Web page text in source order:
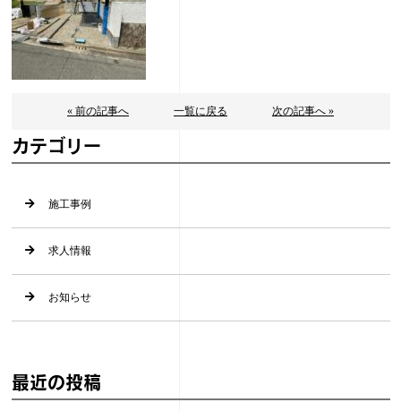
« 前の記事へ 一覧に戻る 次の記事へ »
カテゴリー
施工事例
求人情報
お知らせ
最近の投稿